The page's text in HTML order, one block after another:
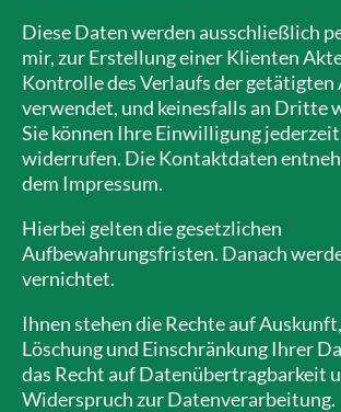
Diese Daten werden ausschließlich
mir, zur Erstellung einer Klienten
Kontrolle des Verlaufs der getätigten
verwendet, und keinesfalls an Dritte
Sie können Ihre Einwilligung
widerrufen. Die Kontaktdaten
dem Impressum.
Hierbei gelten die gesetzlichen
Aufbewahrungsfristen. Danach
vernichtet.
Ihnen stehen die Rechte auf
Löschung und Einschränkung Ihrer
das Recht auf Datenübertragbarkeit
Widerspruch zur Datenverarbeitung.